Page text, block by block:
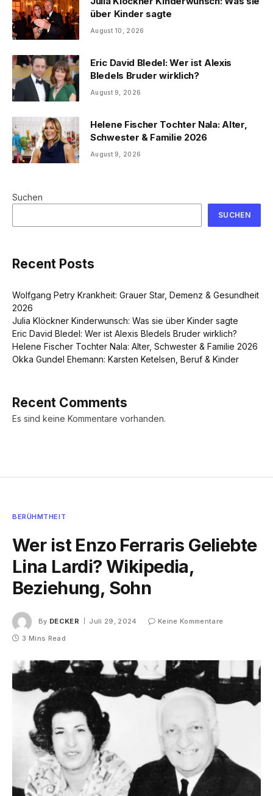
über Kinder sagte
August 10, 2026
Eric David Bledel: Wer ist Alexis
Bledels Bruder wirklich?
August 9, 2026
Helene Fischer Tochter Nala: Alter,
Schwester & Familie 2026
August 9, 2026
Suchen
SUCHEN
Recent Posts
Wolfgang Petry Krankheit: Grauer Star, Demenz & Gesundheit
2026
Julia Klöckner Kinderwunsch: Was sie über Kinder sagte
Eric David Bledel: Wer ist Alexis Bledels Bruder wirklich?
Helene Fischer Tochter Nala: Alter, Schwester & Familie 2026
Okka Gundel Ehemann: Karsten Ketelsen, Beruf & Kinder
Recent Comments
Es sind keine Kommentare vorhanden.
BERÜHMTHEIT
Wer ist Enzo Ferraris Geliebte
Lina Lardi? Wikipedia,
Beziehung, Sohn
By DECKER Juli 29, 2024
Keine Kommentare
3 Mins Read